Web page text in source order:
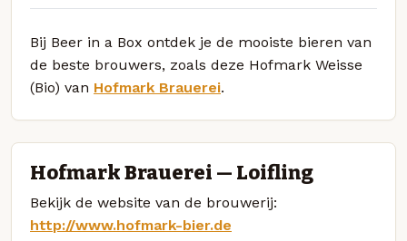
Bij Beer in a Box ontdek je de mooiste bieren van
de beste brouwers, zoals deze Hofmark Weisse
(Bio) van Hofmark Brauerei.
Hofmark Brauerei — Loifling
Bekijk de website van de brouwerij:
http://www.hofmark-bier.de